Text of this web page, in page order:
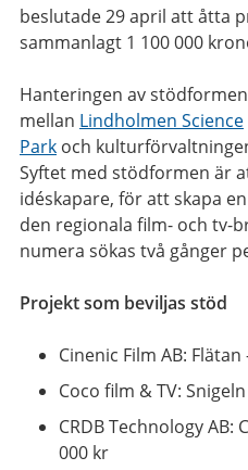
beslutade 29 april att åtta
sammanlagt 1 100 000
Hanteringen av
mellan Lindholmen Science
Park och
Syftet med stödformen är
idéskapare, för att skapa
den regionala film- och tv-
numera sökas två gånger
Projekt som beviljas stöd
Cinenic Film AB: Flätan
Coco film & TV:
CRDB Technology AB:
000 kr